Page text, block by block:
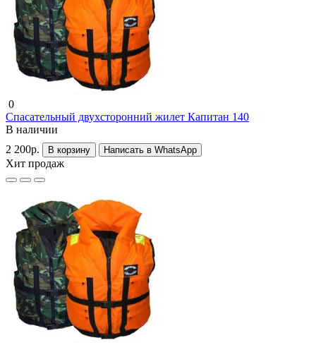
0
Спасательный двухсторонний жилет Капитан 140
В наличии
2 200р.
В корзину Написать в WhatsApp
Хит продаж